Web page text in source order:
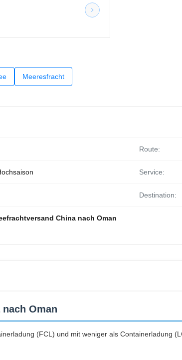
Meeresfracht
Route:
Service:
Destination:
China nach Oman
Oman
(FCL) und mit weniger als Containerladung